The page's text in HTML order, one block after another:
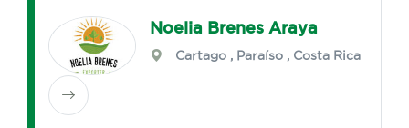
Noelia Brenes Araya
Cartago , Paraíso , Costa Rica